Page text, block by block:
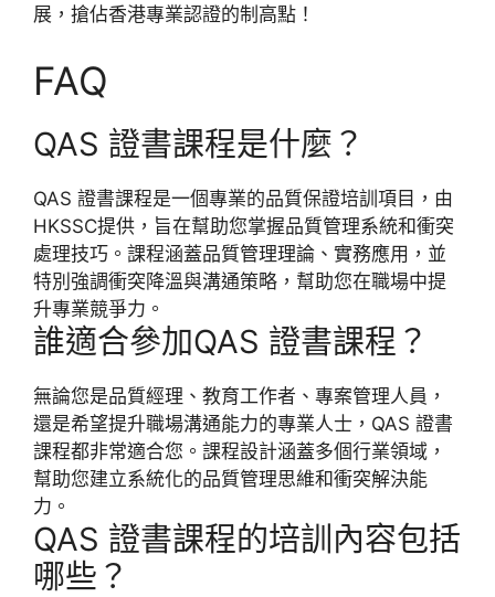
展，搶佔香港專業認證的制高點！
FAQ
QAS 證書課程是什麼？
QAS 證書課程是一個專業的品質保證培訓項目，由
HKSSC提供，旨在幫助您掌握品質管理系統和衝突
處理技巧。課程涵蓋品質管理理論、實務應用，並
特別強調衝突降溫與溝通策略，幫助您在職場中提
升專業競爭力。
誰適合參加QAS 證書課程？
無論您是品質經理、教育工作者、專案管理人員，
還是希望提升職場溝通能力的專業人士，QAS 證書
課程都非常適合您。課程設計涵蓋多個行業領域，
幫助您建立系統化的品質管理思維和衝突解決能
力。
QAS 證書課程的培訓內容包括
哪些？